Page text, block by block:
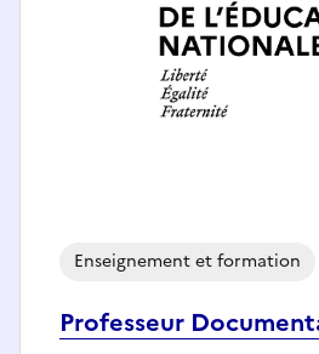
Professeur
Enseignement et formation